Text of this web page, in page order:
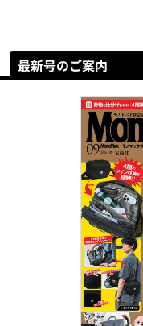
最新号のご案内